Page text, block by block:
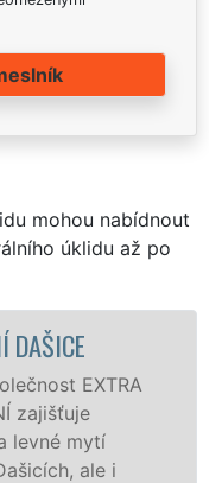
mohou nabídnout
úklidu až po
MYTÍ